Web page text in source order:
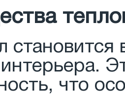
интерьера.
что